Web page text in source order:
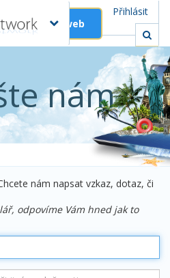
Přihlásit
Založit web
nám
nám napsat vzkaz, dotaz, či
odpovíme Vám hned jak to